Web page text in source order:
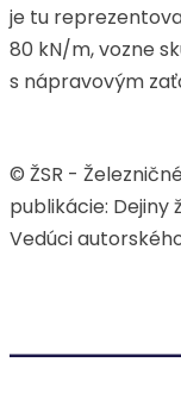
je tu
80 kN/m, vozne
s nápravovým
© ŽSR -
publikácie: Dejiny
Vedúci